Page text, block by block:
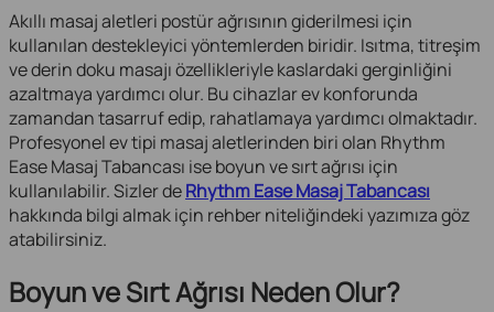
Akıllı masaj aletleri postür ağrısının giderilmesi için
kullanılan destekleyici yöntemlerden biridir. Isıtma, titreşim
ve derin doku masajı özellikleriyle kaslardaki gerginliğini
azaltmaya yardımcı olur. Bu cihazlar ev konforunda
zamandan tasarruf edip, rahatlamaya yardımcı olmaktadır.
Profesyonel ev tipi masaj aletlerinden biri olan Rhythm
Ease Masaj Tabancası ise boyun ve sırt ağrısı için
kullanılabilir. Sizler deRhythm Ease Masaj Tabancası
hakkında bilgi almak için rehber niteliğindeki yazımıza göz
atabilirsiniz.
Boyun ve Sırt Ağrısı Neden Olur?